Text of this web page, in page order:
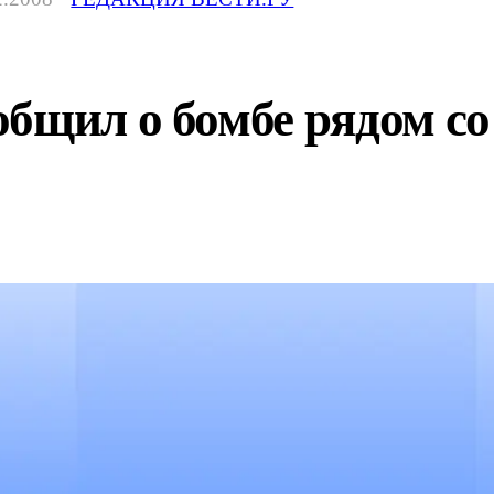
о бомбе рядом со